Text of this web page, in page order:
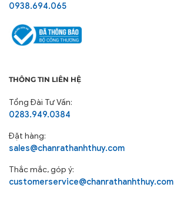
0938.694.065
THÔNG TIN LIÊN HỆ
Tổng Đài Tư Vấn:
0283.949.0384
Đặt hàng:
sales@chanrathanhthuy.com
Thắc mắc, góp ý:
customerservice@chanrathanhthuy.com